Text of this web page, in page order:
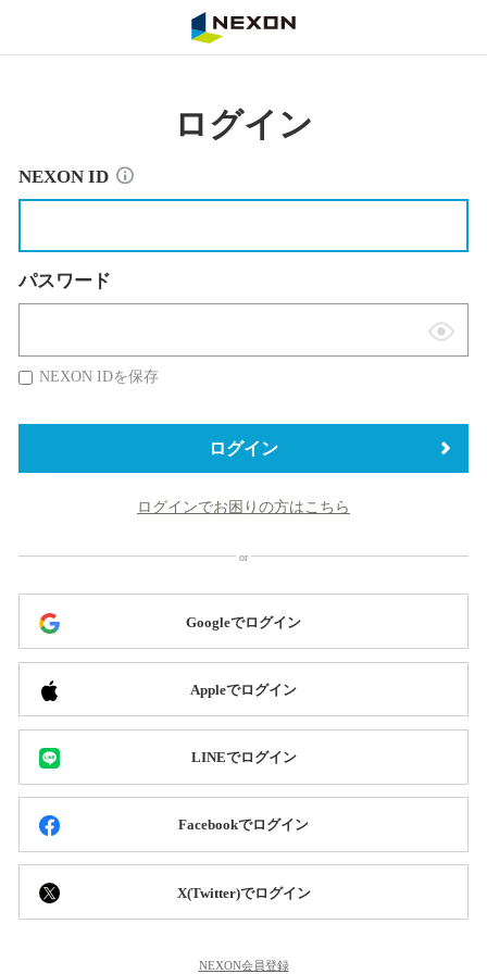
ログイン
NEXON ID
パスワード
表
替
NEXON IDを保存
ログイン
ログインでお困りの方はこちら
Googleでログイン
Appleでログイン
LINEでログイン
Facebookでログイン
X(Twitter)でログイン
NEXON会員登録